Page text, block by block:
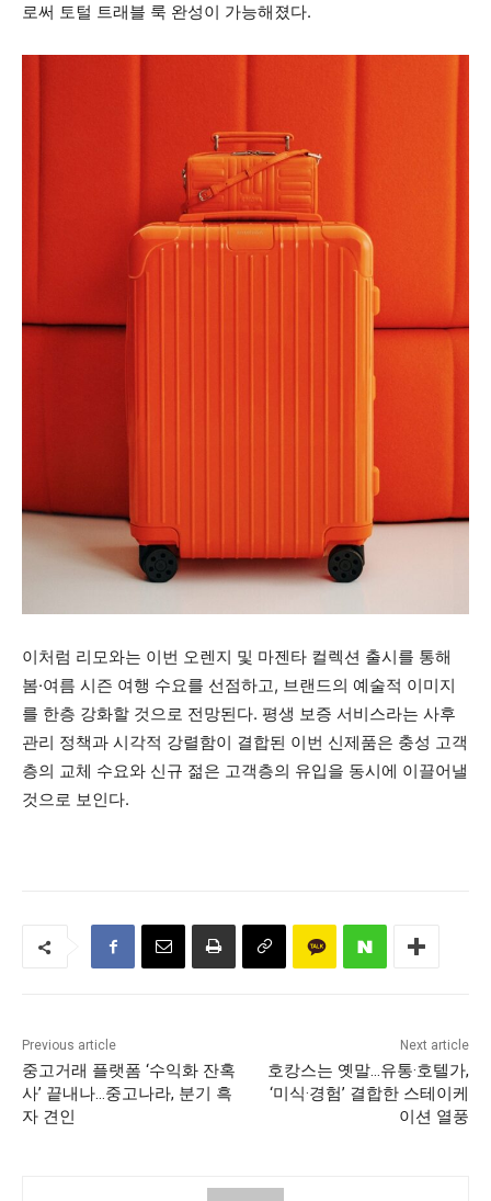
로써 토털 트래블 룩 완성이 가능해졌다.
이처럼 리모와는 이번 오렌지 및 마젠타 컬렉션 출시를 통해
봄·여름 시즌 여행 수요를 선점하고, 브랜드의 예술적 이미지
를 한층 강화할 것으로 전망된다. 평생 보증 서비스라는 사후
관리 정책과 시각적 강렬함이 결합된 이번 신제품은 충성 고객
층의 교체 수요와 신규 젊은 고객층의 유입을 동시에 이끌어낼
것으로 보인다.
Previous article
중고거래 플랫폼 ‘수익화 잔혹
사’ 끝내나…중고나라, 분기 흑
자 견인
Next article
호캉스는 옛말…유통·호텔가,
‘미식·경험’ 결합한 스테이케
이션 열풍